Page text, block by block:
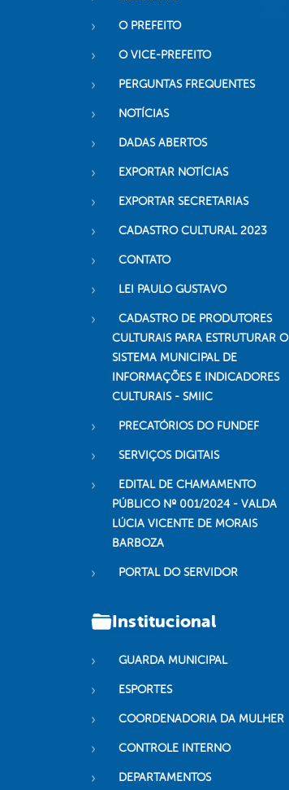
O PREFEITO
O VICE-PREFEITO
PERGUNTAS FREQUENTES
NOTÍCIAS
DADAS ABERTOS
EXPORTAR NOTÍCIAS
EXPORTAR SECRETARIAS
CADASTRO CULTURAL 2023
CONTATO
LEI PAULO GUSTAVO
CADASTRO DE PRODUTORES
CULTURAIS PARA ESTRUTURAR O
SISTEMA MUNICIPAL DE
INFORMAÇÕES E INDICADORES
CULTURAIS - SMIIC
PRECATÓRIOS DO FUNDEF
SERVIÇOS DIGITAIS
EDITAL DE CHAMAMENTO
PÚBLICO Nº 001/2024 - VALDA
LÚCIA VICENTE DE MORAIS
BARBOZA
PORTAL DO SERVIDOR
Institucional
GUARDA MUNICIPAL
ESPORTES
COORDENADORIA DA MULHER
CONTROLE INTERNO
DEPARTAMENTOS